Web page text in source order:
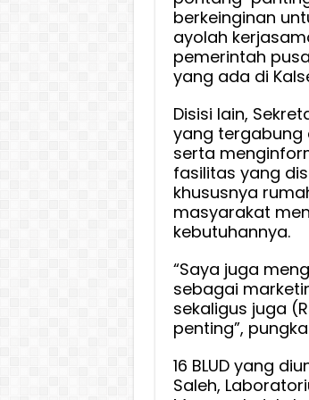
berkeinginan
ayolah
pemerintah
yang ada di
Disisi lain,
yang tergabung
serta
fasilitas yang
khususnya
masyarakat
kebutuhannya.
“Saya juga
sebagai
sekaligus juga
penting”,
16 BLUD yang
Saleh,